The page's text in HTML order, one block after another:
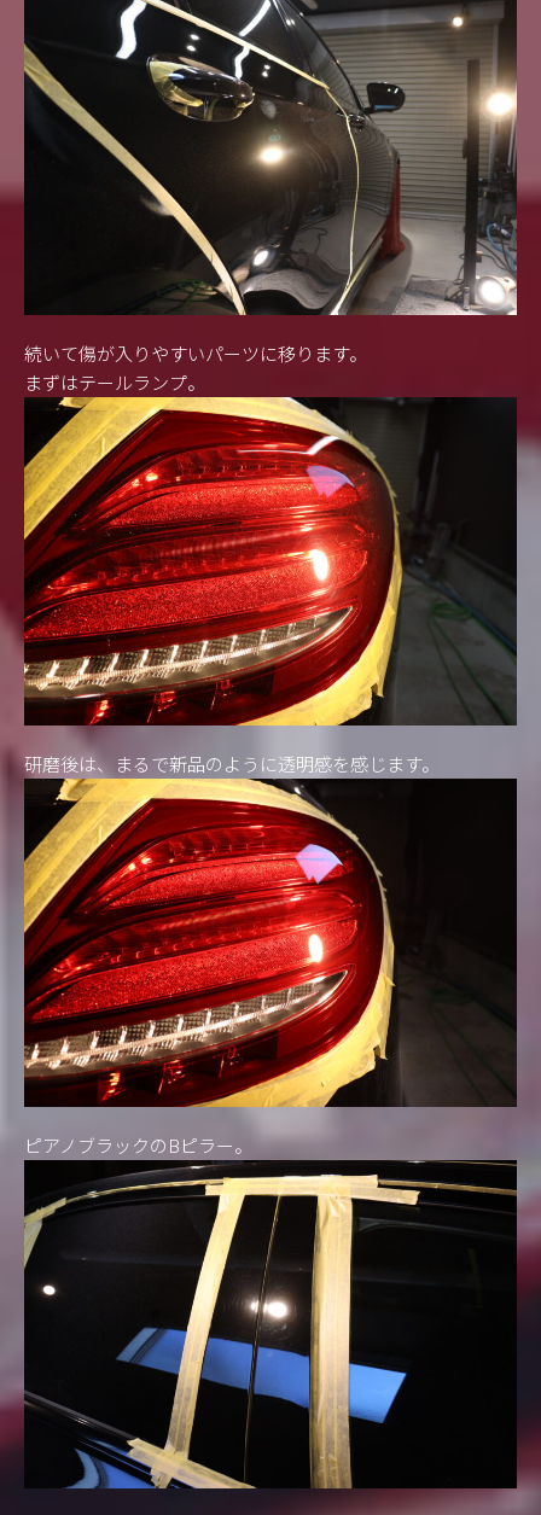
続いて傷が入りやすいパーツに移ります。
まずはテールランプ。
研磨後は、まるで新品のように透明感を感じます。
ピアノブラックのBピラー。